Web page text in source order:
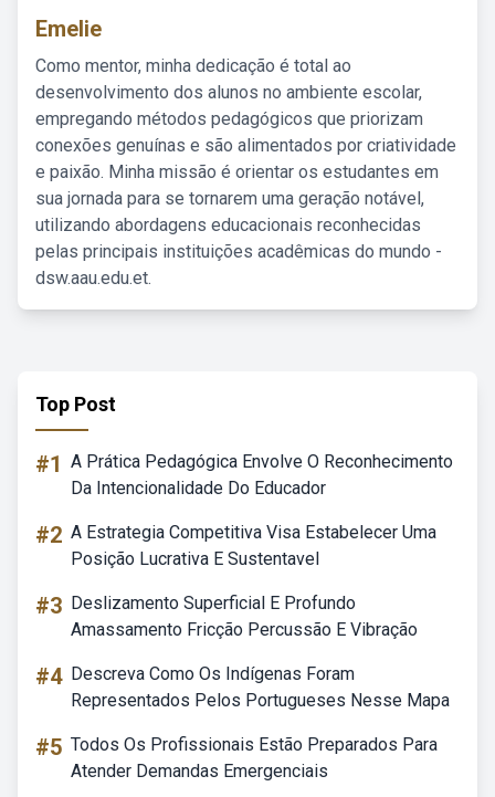
Emelie
Como mentor, minha dedicação é total ao
desenvolvimento dos alunos no ambiente escolar,
empregando métodos pedagógicos que priorizam
conexões genuínas e são alimentados por criatividade
e paixão. Minha missão é orientar os estudantes em
sua jornada para se tornarem uma geração notável,
utilizando abordagens educacionais reconhecidas
pelas principais instituições acadêmicas do mundo -
dsw.aau.edu.et.
Top Post
#1 A Prática Pedagógica Envolve O Reconhecimento
Da Intencionalidade Do Educador
#2 A Estrategia Competitiva Visa Estabelecer Uma
Posição Lucrativa E Sustentavel
#3 Deslizamento Superficial E Profundo
Amassamento Fricção Percussão E Vibração
#4 Descreva Como Os Indígenas Foram
Representados Pelos Portugueses Nesse Mapa
#5 Todos Os Profissionais Estão Preparados Para
Atender Demandas Emergenciais